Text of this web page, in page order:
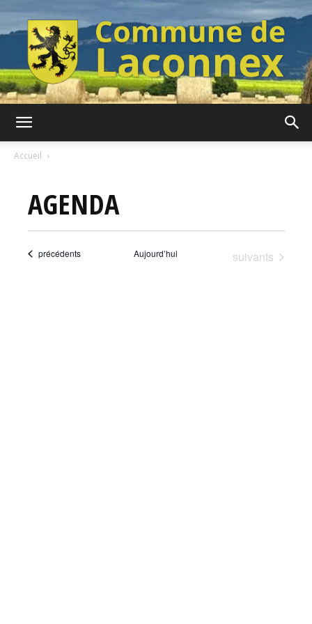
Laconnex
Accueil
AGENDA
Évènements
précédents Aujourd’hui Évènements
suivants